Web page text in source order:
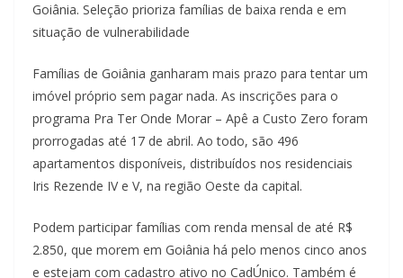
Goiânia. Seleção prioriza famílias de baixa renda e em
situação de vulnerabilidade
Famílias de Goiânia ganharam mais prazo para tentar um
imóvel próprio sem pagar nada. As inscrições para o
programa Pra Ter Onde Morar – Apê a Custo Zero foram
prorrogadas até 17 de abril. Ao todo, são 496
apartamentos disponíveis, distribuídos nos residenciais
Iris Rezende IV e V, na região Oeste da capital.
Podem participar famílias com renda mensal de até R$
2.850, que morem em Goiânia há pelo menos cinco anos
e estejam com cadastro ativo no CadÚnico. Também é